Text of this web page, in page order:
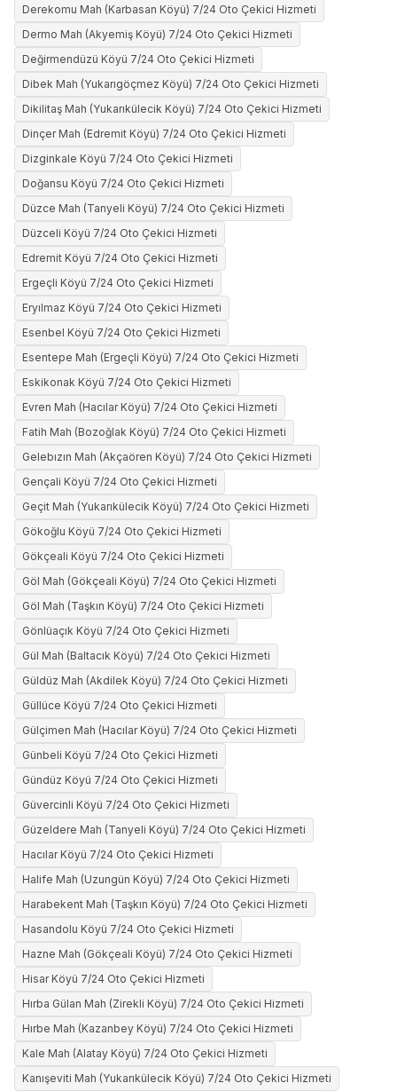
Derekomu Mah (Karbasan Köyü) 7/24 Oto Çekici Hizmeti
Dermo Mah (Akyemiş Köyü) 7/24 Oto Çekici Hizmeti
Değirmendüzü Köyü 7/24 Oto Çekici Hizmeti
Dibek Mah (Yukarıgöçmez Köyü) 7/24 Oto Çekici Hizmeti
Dikilitaş Mah (Yukarıkülecik Köyü) 7/24 Oto Çekici Hizmeti
Dinçer Mah (Edremit Köyü) 7/24 Oto Çekici Hizmeti
Dizginkale Köyü 7/24 Oto Çekici Hizmeti
Doğansu Köyü 7/24 Oto Çekici Hizmeti
Düzce Mah (Tanyeli Köyü) 7/24 Oto Çekici Hizmeti
Düzceli Köyü 7/24 Oto Çekici Hizmeti
Edremit Köyü 7/24 Oto Çekici Hizmeti
Ergeçli Köyü 7/24 Oto Çekici Hizmeti
Eryılmaz Köyü 7/24 Oto Çekici Hizmeti
Esenbel Köyü 7/24 Oto Çekici Hizmeti
Esentepe Mah (Ergeçli Köyü) 7/24 Oto Çekici Hizmeti
Eskikonak Köyü 7/24 Oto Çekici Hizmeti
Evren Mah (Hacılar Köyü) 7/24 Oto Çekici Hizmeti
Fatih Mah (Bozoğlak Köyü) 7/24 Oto Çekici Hizmeti
Gelebızın Mah (Akçaören Köyü) 7/24 Oto Çekici Hizmeti
Gençali Köyü 7/24 Oto Çekici Hizmeti
Geçit Mah (Yukarıkülecik Köyü) 7/24 Oto Çekici Hizmeti
Gökoğlu Köyü 7/24 Oto Çekici Hizmeti
Gökçeali Köyü 7/24 Oto Çekici Hizmeti
Göl Mah (Gökçeali Köyü) 7/24 Oto Çekici Hizmeti
Göl Mah (Taşkın Köyü) 7/24 Oto Çekici Hizmeti
Gönlüaçık Köyü 7/24 Oto Çekici Hizmeti
Gül Mah (Baltacık Köyü) 7/24 Oto Çekici Hizmeti
Güldüz Mah (Akdilek Köyü) 7/24 Oto Çekici Hizmeti
Güllüce Köyü 7/24 Oto Çekici Hizmeti
Gülçimen Mah (Hacılar Köyü) 7/24 Oto Çekici Hizmeti
Günbeli Köyü 7/24 Oto Çekici Hizmeti
Gündüz Köyü 7/24 Oto Çekici Hizmeti
Güvercinli Köyü 7/24 Oto Çekici Hizmeti
Güzeldere Mah (Tanyeli Köyü) 7/24 Oto Çekici Hizmeti
Hacılar Köyü 7/24 Oto Çekici Hizmeti
Halife Mah (Uzungün Köyü) 7/24 Oto Çekici Hizmeti
Harabekent Mah (Taşkın Köyü) 7/24 Oto Çekici Hizmeti
Hasandolu Köyü 7/24 Oto Çekici Hizmeti
Hazne Mah (Gökçeali Köyü) 7/24 Oto Çekici Hizmeti
Hisar Köyü 7/24 Oto Çekici Hizmeti
Hırba Gülan Mah (Zirekli Köyü) 7/24 Oto Çekici Hizmeti
Hırbe Mah (Kazanbey Köyü) 7/24 Oto Çekici Hizmeti
Kale Mah (Alatay Köyü) 7/24 Oto Çekici Hizmeti
Kanışeviti Mah (Yukarıkülecik Köyü) 7/24 Oto Çekici Hizmeti